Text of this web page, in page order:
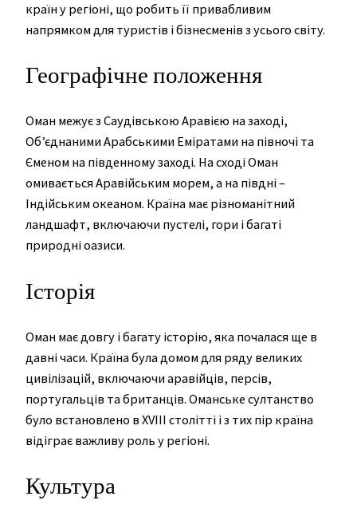
країн у регіоні, що робить її привабливим
напрямком для туристів і бізнесменів з усього світу.
Географічне положення
Оман межує з Саудівською Аравією на заході,
Об’єднаними Арабськими Еміратами на півночі та
Єменом на південному заході. На сході Оман
омивається Аравійським морем, а на півдні –
Індійським океаном. Країна має різноманітний
ландшафт, включаючи пустелі, гори і багаті
природні оазиси.
Історія
Оман має довгу і багату історію, яка почалася ще в
давні часи. Країна була домом для ряду великих
цивілізацій, включаючи аравійців, персів,
португальців та британців. Оманське султанство
було встановлено в XVIII столітті і з тих пір країна
відіграє важливу роль у регіоні.
Культура